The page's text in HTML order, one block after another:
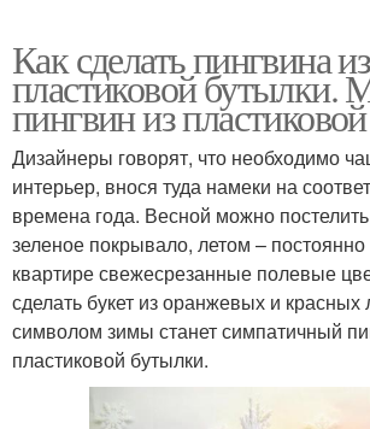
Как сделать пингвина из
пластиковой бутылки.
пингвин из
Дизайнеры говорят, что необходимо
интерьер, внося туда намеки на
времена года. Весной можно
зеленое покрывало, летом – постоянно
квартире свежесрезанные полевые
сделать букет из оранжевых и красных
символом зимы станет симпатичный
пластиковой бутылки.